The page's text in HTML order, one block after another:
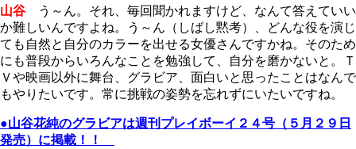
山谷 う～ん。それ、毎回聞かれますけど、なんて答えていい
か難しいんですよね。う～ん（しばし黙考）、どんな役を演じ
ても自然と自分のカラーを出せる女優さんですかね。そのため
にも普段からいろんなことを勉強して、自分を磨かないと。Ｔ
Ｖや映画以外に舞台、グラビア、面白いと思ったことはなんで
もやりたいです。常に挑戦の姿勢を忘れずにいたいですね。
●山谷花純のグラビアは週刊プレイボーイ２４号（５月２９日
発売）に掲載！！